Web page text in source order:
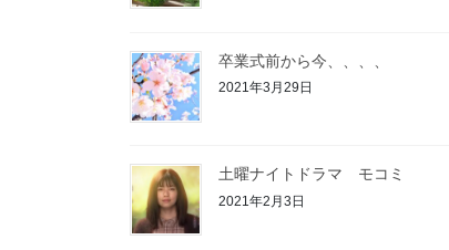
卒業式前から今、、、、
2021年3月29日
土曜ナイトドラマ モコミ
2021年2月3日